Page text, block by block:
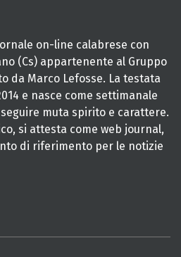
on-line calabrese con
(Cs) appartenente al Gruppo
da Marco Lefosse. La testata
e nasce come settimanale
muta spirito e carattere.
si attesta come web journal,
di riferimento per le notizie